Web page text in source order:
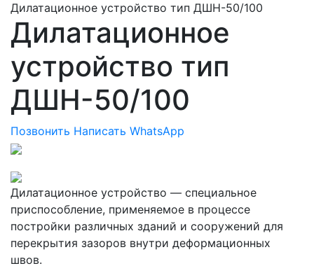
Дилатационное устройство тип ДШН-50/100
Дилатационное
устройство тип
ДШН-50/100
Позвонить Написать WhatsApp
Дилатационное устройство — специальное
приспособление, применяемое в процессе
постройки различных зданий и сооружений для
перекрытия зазоров внутри деформационных
швов.